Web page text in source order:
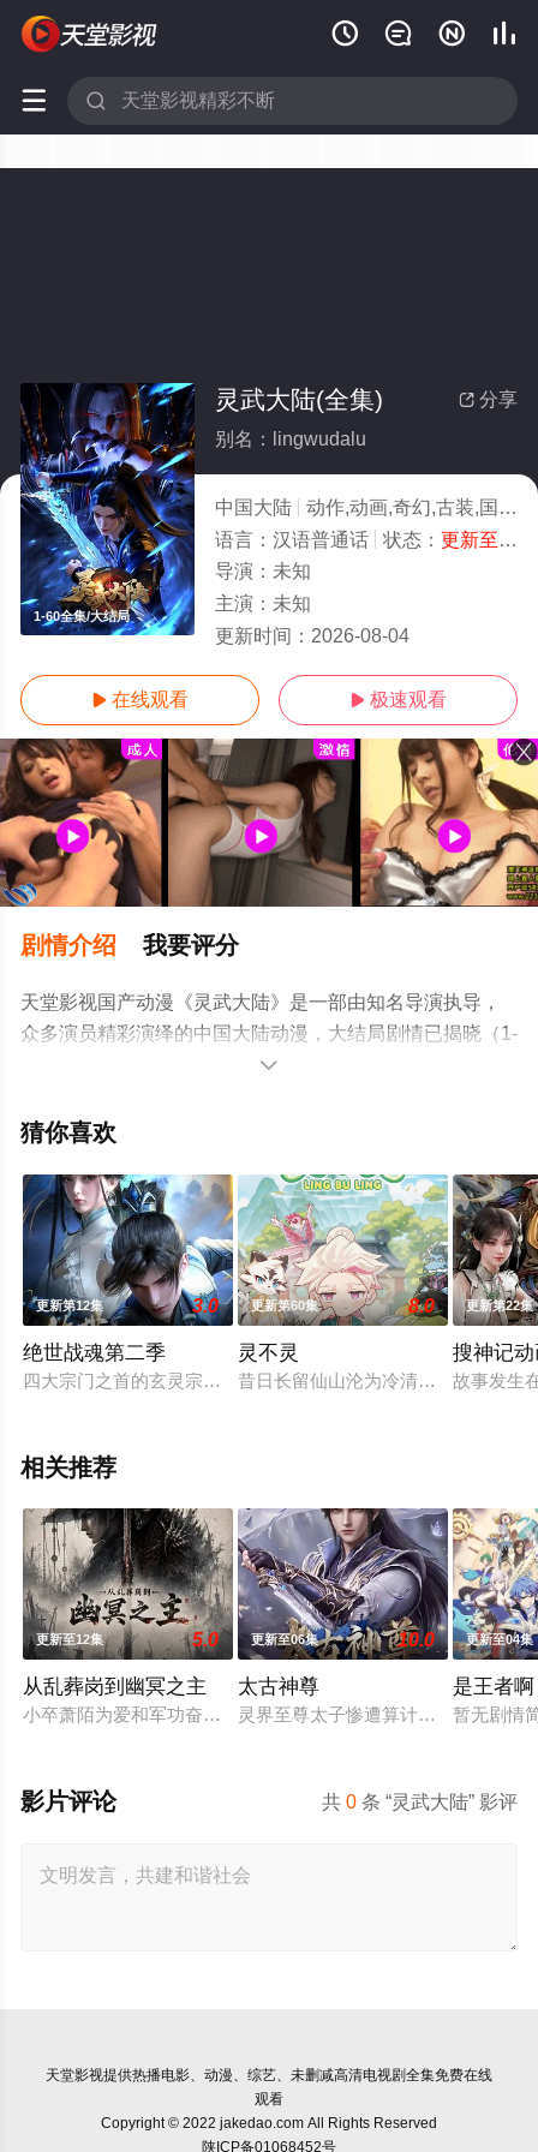
   
 
1-60全集/大结局
 分享
灵武大陆(全集)
别名：lingwudalu
中国大陆
动作,动画,奇幻,古装,国产动漫
语言： 汉语普通话 状态： 更新至203集
导演： 未知
主演： 未知
更新时间： 2026-08-04
 在线观看  极速观看
剧情介绍 我要评分
天堂影视国产动漫《灵武大陆》是一部由知名导演执导，
众多演员精彩演绎的中国大陆动漫，大结局剧情已揭晓（1-
60全集），手机免费观看高清无删减完整版动漫全集就上
剧情网等平台了解。

猜你喜欢
更新第12集 3.0
绝世战魂第二季
四大宗门之首的玄灵宗，多年来第一次来临水城选拔弟子，方
更新第60集 8.0
灵不灵
昔日长留仙山沦为冷清景区，员工静
更新第22集
搜神记
故事发生
相关推荐
更新至12集 5.0
从乱葬岗到幽冥之主
小卒萧陌为爱和军功奋斗三年，却被恋人柳莺儿与将军之子赵
更新至06集 10.0
太古神尊
灵界至尊太子惨遭算计身死，重生跌
更新至04集
是王者
暂无剧情
共0 条 “灵武大陆” 影评
影片评论
天堂影视提供热播电影、动漫、综艺、未删减高清电视剧全集免费在线
观看
Copyright © 2022 jakedao.com All Rights Reserved
陕ICP备01068452号